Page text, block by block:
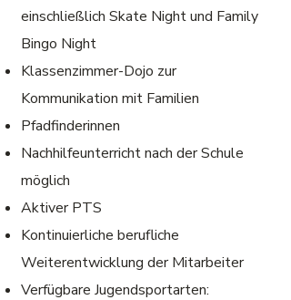
einschließlich Skate Night und Family
Bingo Night
Klassenzimmer-Dojo zur
Kommunikation mit Familien
Pfadfinderinnen
Nachhilfeunterricht nach der Schule
möglich
Aktiver PTS
Kontinuierliche berufliche
Weiterentwicklung der Mitarbeiter
Verfügbare Jugendsportarten: